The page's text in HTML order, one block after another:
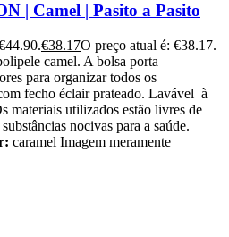
| Camel | Pasito a Pasito
€38.17O preço atual é: €38.17.
camel. A bolsa porta
para organizar todos os
fecho éclair prateado. Lavável à
materiais utilizados estão livres de
nocivas para a saúde.
caramel Imagem meramente